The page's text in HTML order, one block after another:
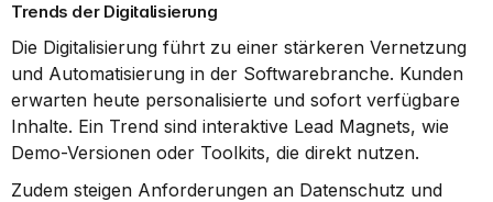
Trends der Digitalisierung
Die Digitalisierung führt zu einer stärkeren Vernetzung
und Automatisierung in der Softwarebranche. Kunden
erwarten heute personalisierte und sofort verfügbare
Inhalte. Ein Trend sind interaktive Lead Magnets, wie
Demo-Versionen oder Toolkits, die direkt nutzen.
Zudem steigen Anforderungen an Datenschutz und